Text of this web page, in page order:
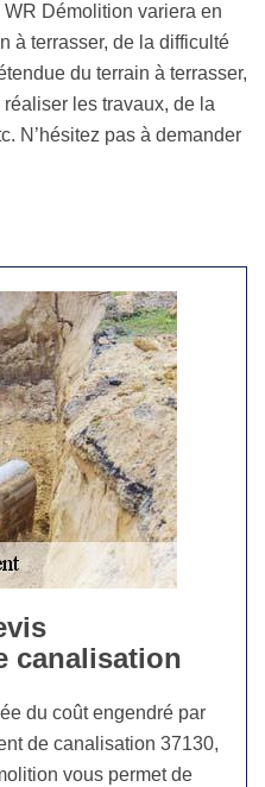
Démolition variera en
à terrasser, de la difficulté
du terrain à terrasser,
les travaux, de la
N’hésitez pas à demander
canalisation
du coût engendré par
de canalisation 37130,
vous permet de